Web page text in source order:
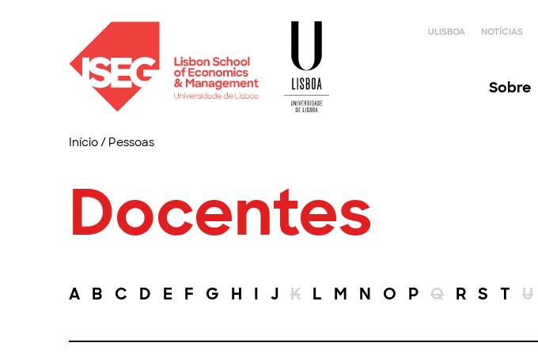
ULISBOA NOTÍCIAS
Sobre
Início/ Pessoas
Docentes
A B C D E F G H I J K L M N O P Q R S T U